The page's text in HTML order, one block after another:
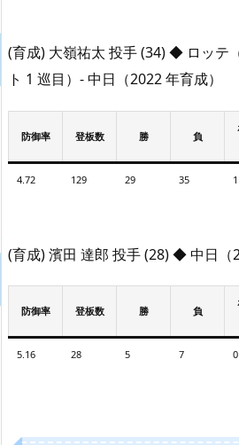
(育成) 大嶺祐太 投手 (34) ◆ ロッテ
ト 1 巡目）- 中日（2022 年育成）
防御率 登板数 勝 負
4.72 129 29 35 1
(育成) 濱田 達郎 投手 (28) ◆ 中日（
防御率 登板数 勝 負
5.16 28 5 7 0